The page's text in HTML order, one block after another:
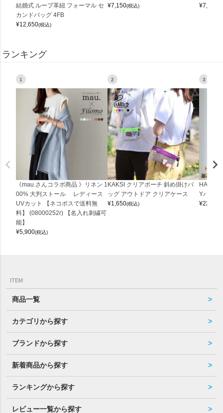
結婚式 ループ革紐 フォーマル セ
カンドバッグ 4FB
¥12,650(税込)
¥7,150(税込)
¥7,150
ランキング
1
《mau.さんコラボ商品 》リネン 1
00% 大判ストール レディース
UVカット 【ネコポスで送料無
料】 (08000252r) 【名入れ刺繍可
能】
¥5,900(税込)
2
KAKSI クリアポーチ 斜め掛けバ
ッグ アウトドア クリアケース
¥1,650(税込)
3
Yバッグ
¥22,000
ITEM
商品一覧
カテゴリから探す
ブランドから探す
新着商品から探す
ランキングから探す
レビュー一覧から探す